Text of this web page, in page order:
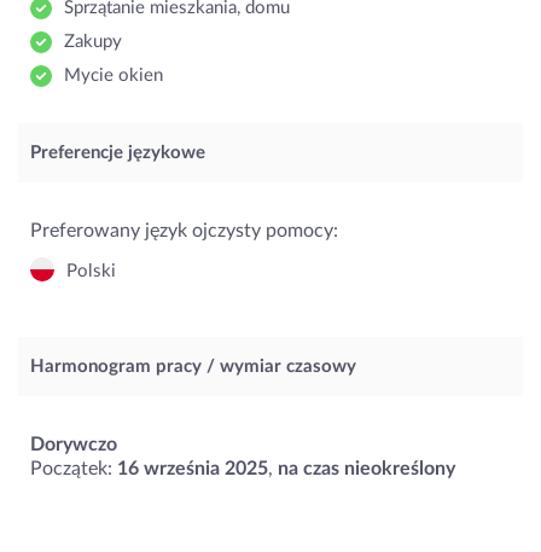
Sprzątanie mieszkania, domu
Zakupy
Mycie okien
Preferencje językowe
Preferowany język ojczysty pomocy:
Polski
Harmonogram pracy / wymiar czasowy
Dorywczo
Początek: 16 września 2025, na czas nieokreślony